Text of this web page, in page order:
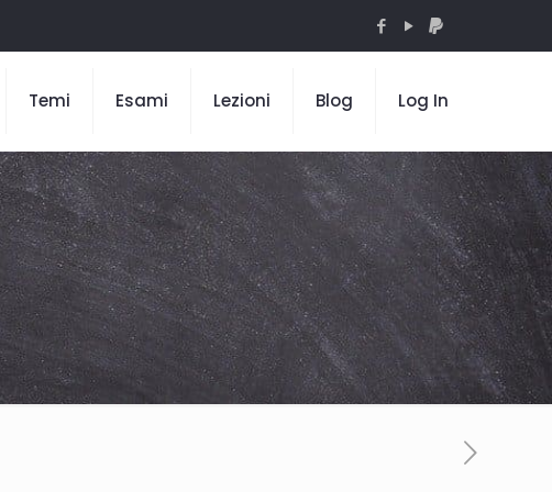
Temi Esami Lezioni Blog Log In